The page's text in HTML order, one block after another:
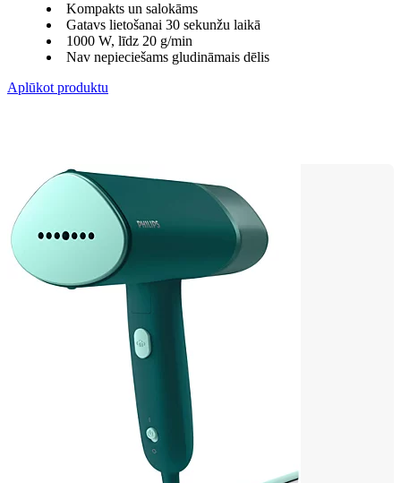
Kompakts un salokāms
Gatavs lietošanai 30 sekunžu laikā
1000 W, līdz 20 g/min
Nav nepieciešams gludināmais dēlis
Aplūkot produktu